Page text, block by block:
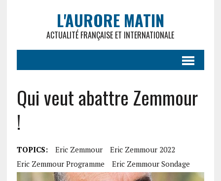
L'AURORE MATIN
ACTUALITÉ FRANÇAISE ET INTERNATIONALE
Qui veut abattre Zemmour
!
TOPICS: Eric Zemmour
Eric Zemmour 2022
Eric Zemmour Programme
Eric Zemmour Sondage